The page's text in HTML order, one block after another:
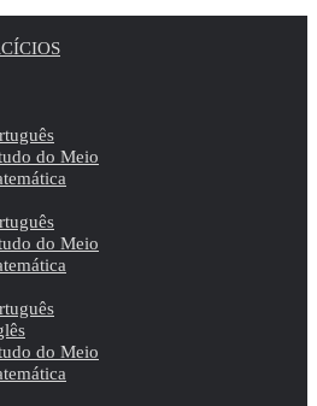
do Meio
do Meio
do Meio